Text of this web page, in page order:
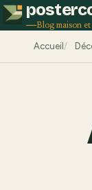
Blog maison
Accueil